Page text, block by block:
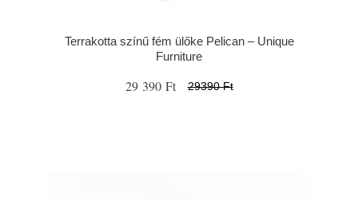
Terrakotta színű fém ülőke Pelican – Unique
Furniture
29 390 Ft 29390 Ft